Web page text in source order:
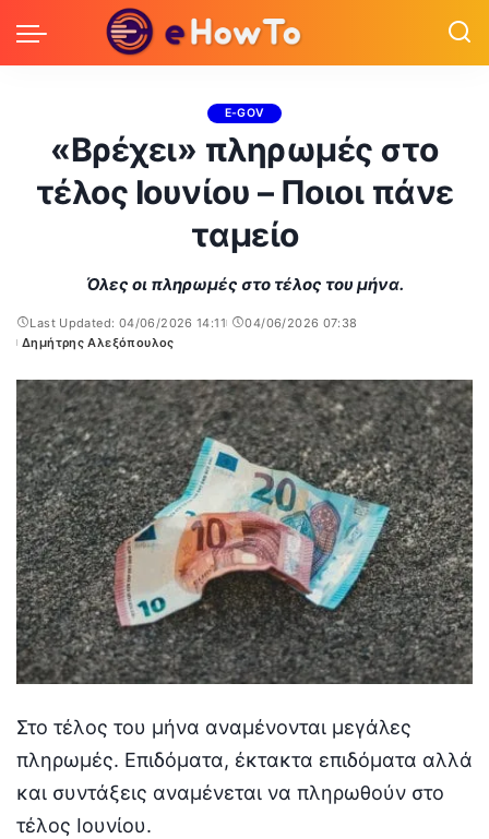
E-GOV
«Βρέχει» πληρωμές στο
τέλος Ιουνίου – Ποιοι πάνε
ταμείο
Όλες οι πληρωμές στο τέλος του μήνα.
Last Updated: 04/06/2026 14:11
04/06/2026 07:38
Posted
Δημήτρης Αλεξόπουλος
Στο τέλος του μήνα αναμένονται μεγάλες
πληρωμές. Επιδόματα, έκτακτα επιδόματα αλλά
και συντάξεις αναμένεται να πληρωθούν στο
τέλος Ιουνίου.